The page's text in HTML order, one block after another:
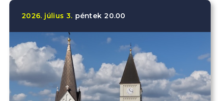
2026. július 3. péntek 20.00